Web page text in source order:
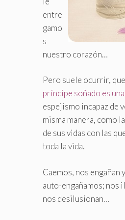
entre
gamo
s
nuestro corazón…
Pero suele ocurrir, que
príncipe soñado es
espejismo incapaz de
misma manera, como
de sus vidas con las
toda la vida.
Caemos, nos engañan
auto-engañamos; nos
nos desilusionan…